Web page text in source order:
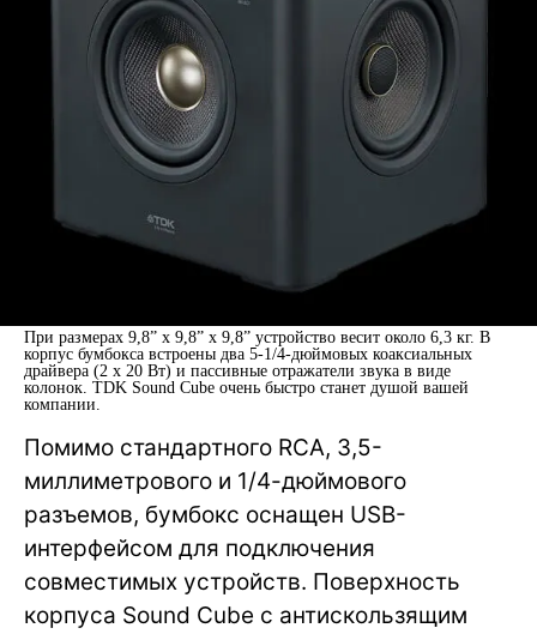
При размерах 9,8” x 9,8” x 9,8” устройство весит около 6,3 кг. В
корпус бумбокса встроены два 5-1/4-дюймовых коаксиальных
драйвера (2 х 20 Вт) и пассивные отражатели звука в виде
колонок. TDK Sound Cube очень быстро станет душой вашей
компании.
Помимо стандартного RCA, 3,5-
миллиметрового и 1/4-дюймового
разъемов, бумбокс оснащен USB-
интерфейсом для подключения
совместимых устройств. Поверхность
корпуса Sound Cube с антискользящим